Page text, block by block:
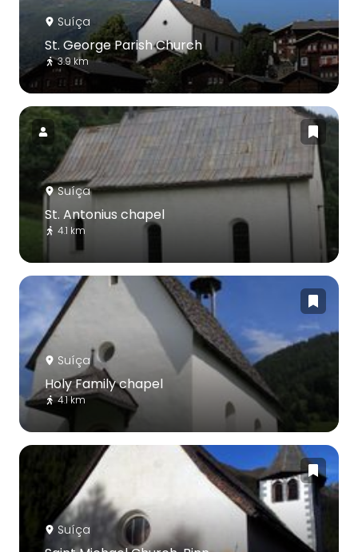
Suíça
St. George Parish Church
3.9 km
Suíça
St. Antonius chapel
4.1 km
Suíça
Holy Family chapel
4.1 km
Suíça